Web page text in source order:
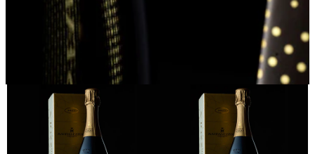
GIFT BOX